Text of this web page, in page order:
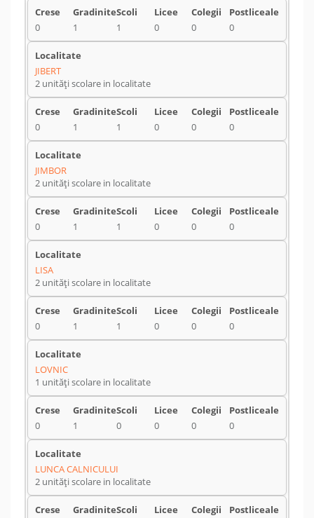
0 1 1 0 0 0
JIBERT
2 unități scolare in localitate
0 1 1 0 0 0
JIMBOR
2 unități scolare in localitate
0 1 1 0 0 0
LISA
2 unități scolare in localitate
0 1 1 0 0 0
LOVNIC
1 unități scolare in localitate
0 1 0 0 0 0
LUNCA CALNICULUI
2 unități scolare in localitate